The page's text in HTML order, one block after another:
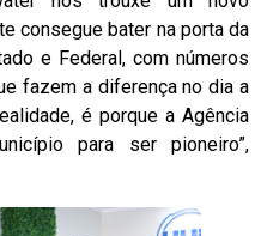
consegue bater na porta da
e Federal, com números
fazem a diferença no dia a
é porque a Agência
para ser pioneiro”,